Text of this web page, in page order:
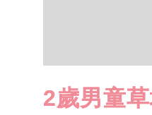
2歲男童